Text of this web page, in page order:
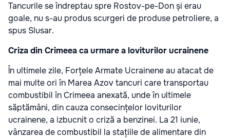
Tancurile se îndreptau spre Rostov-pe-Don și erau
goale, nu s-au produs scurgeri de produse petroliere, a
spus Slusar.
Criza din Crimeea ca urmare a loviturilor ucrainene
În ultimele zile, Forțele Armate Ucrainene au atacat de
mai multe ori în Marea Azov tancuri care transportau
combustibil în Crimeea anexată, unde în ultimele
săptămâni, din cauza consecințelor loviturilor
ucrainene, a izbucnit o criză a benzinei. La 21 iunie,
vânzarea de combustibil la stațiile de alimentare din